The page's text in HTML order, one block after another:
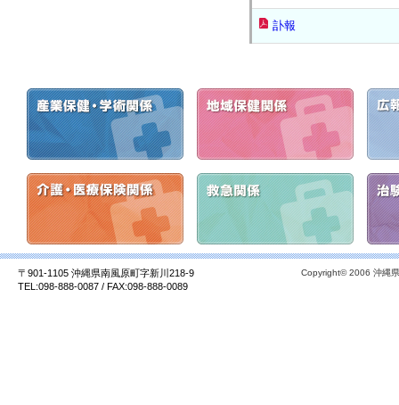
訃報
〒901-1105 沖縄県南風原町字新川218-9
TEL:098-888-0087 / FAX:098-888-0089
Copyright© 2006 沖縄